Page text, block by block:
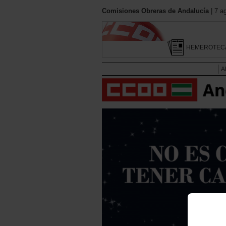
Comisiones Obreras de Andalucía | 7